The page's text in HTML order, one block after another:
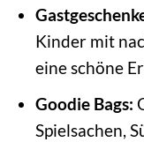
Kinder mit
eine schöne
Goodie Bags:
Spielsachen,